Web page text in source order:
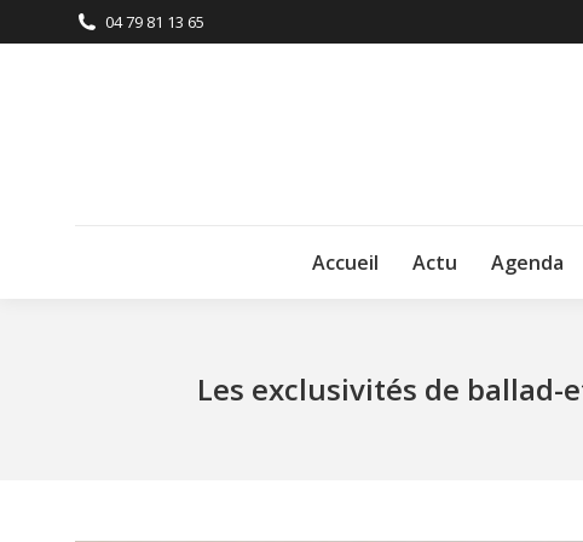
04 79 81 13 65
Accueil Actu Agenda
Les exclusivités de ballad-